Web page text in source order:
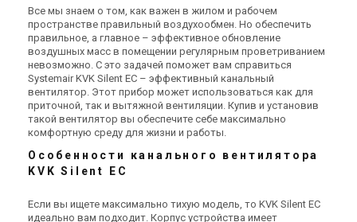
В наличии Оставить отзыв
Акция
Швеция
Systemair KVK Slim 100
Цена
Купить
В наличии Оставить отзыв
Акция
Швеция
Systemair KVK Slim 125
Купить
Все мы знаем о том, как важен в жилом и рабочем
пространстве правильный воздухообмен. Но обеспечить
правильное, а главное – эффективное обновление
воздушных масс в помещении регулярным проветриванием
невозможно. С это задачей поможет вам справиться
Systemair KVK Silent EC – эффективный канальный
вентилятор. Этот прибор может использоваться как для
приточной, так и вытяжной вентиляции. Купив и установив
такой вентилятор вы обеспечите себе максимально
комфортную среду для жизни и работы.
Особенности канального вентилятора
KVK Silent EC
Если вы ищете максимально тихую модель, то KVK Silent EC
идеально вам подходит. Корпус устройства имеет